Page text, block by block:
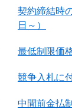
契約締結時
日～）
最低制限価
競争入札に
中間前金払